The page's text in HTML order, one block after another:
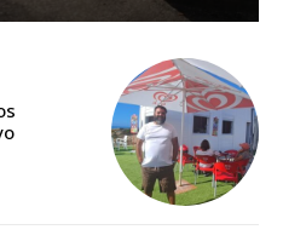
assinatura desejado: